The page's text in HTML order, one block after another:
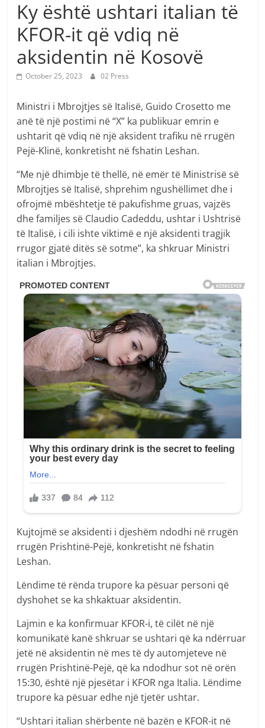
Ky është ushtari italian të
KFOR-it që vdiq në
aksidentin në Kosovë
October 25, 2023 02 Press
Ministri i Mbrojtjes së Italisë, Guido Crosetto me
anë të një postimi në “X” ka publikuar emrin e
ushtarit që vdiq në një aksident trafiku në rrugën
Pejë-Klinë, konkretisht në fshatin Leshan.
“Me një dhimbje të thellë, në emër të Ministrisë së
Mbrojtjes së Italisë, shprehim ngushëllimet dhe i
ofrojmë mbështetje të pakufishme gruas, vajzës
dhe familjes së Claudio Cadeddu, ushtar i Ushtrisë
të Italisë, i cili ishte viktimë e një aksidenti tragjik
rrugor gjatë ditës së sotme”, ka shkruar Ministri
italian i Mbrojtjes.
Kujtojmë se aksidenti i djeshëm ndodhi në rrugën
rrugën Prishtinë-Pejë, konkretisht në fshatin
Leshan.
Lëndime të rënda trupore ka pësuar personi që
dyshohet se ka shkaktuar aksidentin.
Lajmin e ka konfirmuar KFOR-i, të cilët në një
komunikatë kanë shkruar se ushtari që ka ndërruar
jetë në aksidentin në mes të dy automjeteve në
rrugën Prishtinë-Pejë, që ka ndodhur sot në orën
15:30, është një pjesëtar i KFOR nga Italia. Lëndime
trupore ka pësuar edhe një tjetër ushtar.
“Ushtari italian shërbente në bazën e KFOR-it në